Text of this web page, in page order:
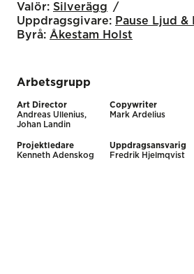
Valör: Silverägg
Uppdragsgivare: Pause Ljud &
Byrå: Åkestam Holst
Arbetsgrupp
Art Director
Andreas Ullenius,
Johan Landin
Copywriter
Mark Ardelius
Projektledare
Kenneth Adenskog
Uppdragsansvarig
Fredrik Hjelmqvist